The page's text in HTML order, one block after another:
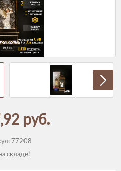
руб.
77208
складе!